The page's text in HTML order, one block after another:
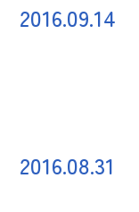
2016.09.14
2016.08.31